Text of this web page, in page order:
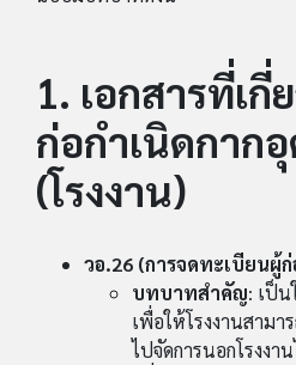
1. เอกสารที่เ
ก่อกำเนิดกาก
(โรงงาน)
วอ.26 (การจดทะเบียนผู้
บทบาทสำคัญ: เป็
เพื่อให้โรงงานสามา
ไปจัดการนอกโรงงา